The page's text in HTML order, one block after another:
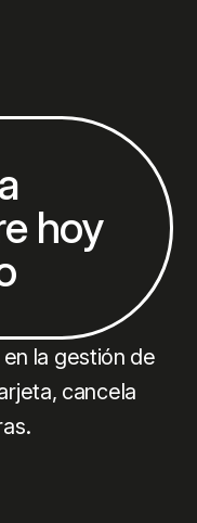
hoy
la gestión de
cancela